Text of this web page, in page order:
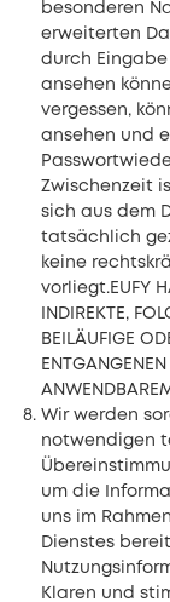
besonderen
erweiterten
durch
ansehen
vergessen,
ansehen und
Zwischenzeit
sich aus dem
tatsächlich
keine
vorliegt.EUFY
INDIREKTE,
BEILÄUFIGE
Wir werden
notwendigen
um die
uns im
Dienstes
Klaren und